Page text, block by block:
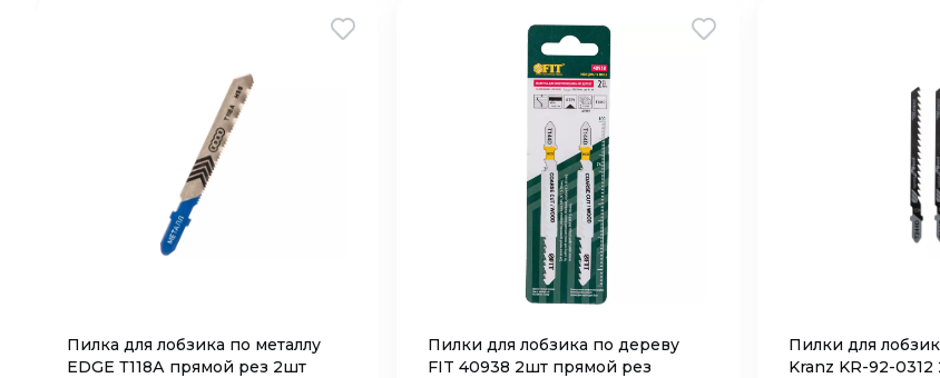
Пилка для лобзика по металлу
EDGE Т118А прямой рез 2шт
Пилки для лобзика по дереву
FIT 40938 2шт прямой рез
Пилки для
Kranz KR-92-